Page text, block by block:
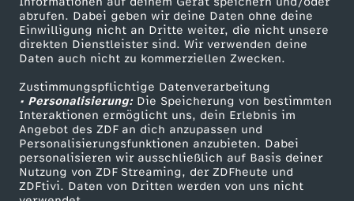
abrufen. Dabei geben wir deine Daten ohne deine
Einwilligung nicht an Dritte weiter, die nicht unsere
direkten Dienstleister sind. Wir verwenden deine
Daten auch nicht zu kommerziellen Zwecken.
Zustimmungspflichtige Datenverarbeitung
• Personalisierung:Die Speicherung von bestimmten
Interaktionen ermöglicht uns, dein Erlebnis im
Angebot des ZDF an dich anzupassen und
Personalisierungsfunktionen anzubieten. Dabei
personalisieren wir ausschließlich auf Basis deiner
Nutzung von ZDF Streaming, der ZDFheute und
ZDFtivi. Daten von Dritten werden von uns nicht
p
t
e
r
k
ZDF-Apps
Smart TV
ZDFtext
Livestreams
Sendungen A-Z
TV-Programm
ZDFmitreden
Kontakt zum ZDF
Tickets
Zuschauerservice
Hilfe